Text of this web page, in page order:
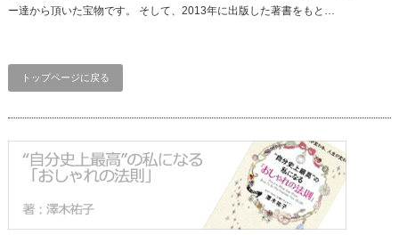
ー達から頂いた宝物です。 そして、2013年に出版した著書をもと…
トップページに戻る